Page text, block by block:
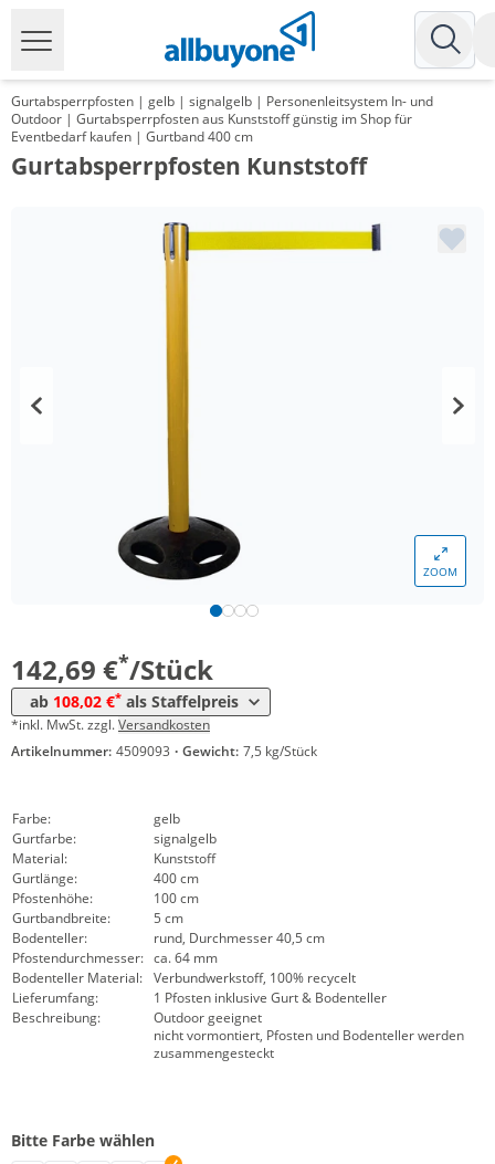
Gurtabsperrpfosten | gelb | signalgelb | Personenleitsystem In- und
Outdoor | Gurtabsperrpfosten aus Kunststoff günstig im Shop für
Eventbedarf kaufen | Gurtband 400 cm
Gurtabsperrpfosten Kunststoff
ZOOM
142,69 €*/Stück
ab 108,02 €* als Staffelpreis
*inkl. MwSt. zzgl.Versandkosten
Artikelnummer: 4509093 · Gewicht: 7,5 kg/Stück
Farbe:
gelb
Gurtfarbe:
signalgelb
Material:
Kunststoff
Gurtlänge:
400 cm
Pfostenhöhe:
100 cm
Gurtbandbreite:
5 cm
Bodenteller:
rund, Durchmesser 40,5 cm
Pfostendurchmesser: ca. 64 mm
Bodenteller Material: Verbundwerkstoff, 100% recycelt
Lieferumfang:
1 Pfosten inklusive Gurt & Bodenteller
Beschreibung:
Outdoor geeignet
nicht vormontiert, Pfosten und Bodenteller werden
zusammengesteckt
Bitte Farbe wählen